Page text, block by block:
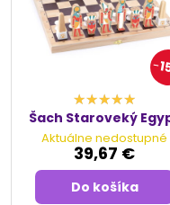
Šach Staroveký
Aktuálne nedostupné
39,67 €
Do košíka